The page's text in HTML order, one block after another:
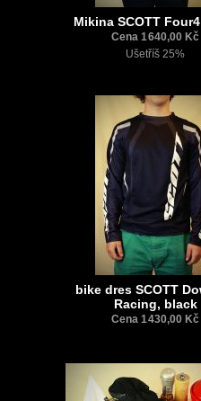
Mikina SCOTT
Cena 1 640,00 Kč
Ušetříš 25%
bike dres SCOTT
Racing, black
Cena 1 430,00 Kč